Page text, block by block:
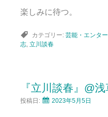
楽しみに待つ。
カテゴリー: 芸能・エンタ
志 立川談春
『立川談春』@
投稿日: 2023年5月5日